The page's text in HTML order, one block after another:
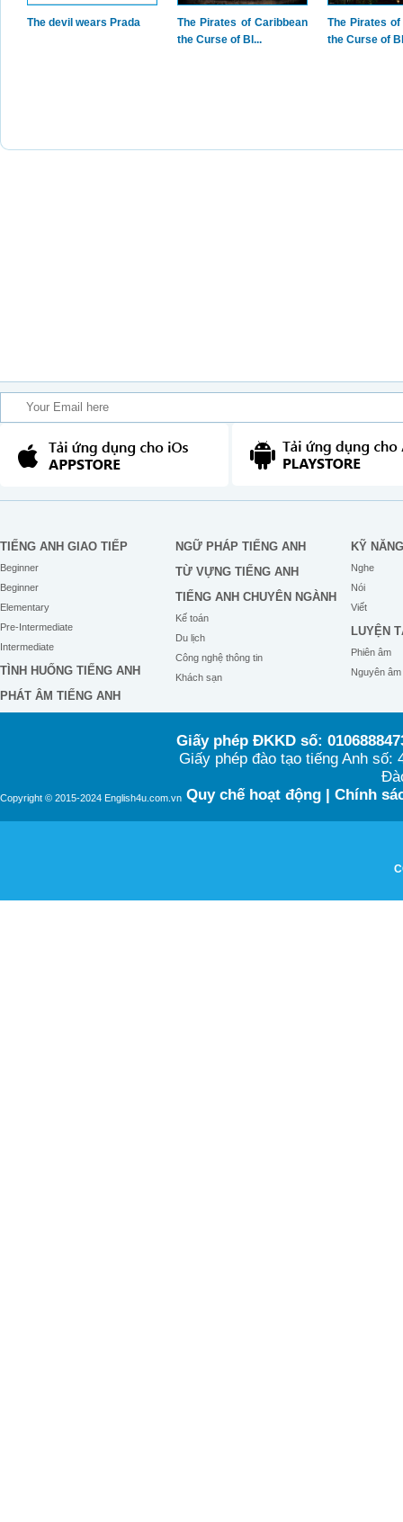
The devil wears Prada
The Pirates of Caribbean
the Curse of Bl...
The Pirates
the Curse of
TIẾNG ANH GIAO TIẾP
Beginner
Beginner
Elementary
Pre-Intermediate
Intermediate
TÌNH HUỐNG TIẾNG ANH
PHÁT ÂM TIẾNG ANH
NGỮ PHÁP TIẾNG ANH
TỪ VỰNG TIẾNG ANH
TIẾNG ANH CHUYÊN NGÀNH
Kế toán
Du lịch
Công nghệ thông tin
Khách sạn
KỸ NĂNG
Nghe
Nói
Viết
LUYỆN
Phiên âm
Nguyên âm
Copyright © 2015-2024 English4u.com.vn
Giấy phép ĐKKD số:
Giấy phép đào tạo tiếng Anh
Quy chế hoạt động| Chính